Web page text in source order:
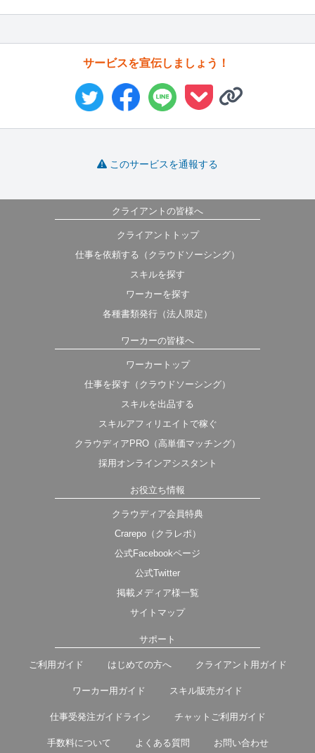
サービスを宣伝しましょう！
このサービスを通報する
クライアントの皆様へ
クライアントトップ
仕事を依頼する（クラウドソーシング）
スキルを探す
ワーカーを探す
各種書類発行（法人限定）
ワーカーの皆様へ
ワーカートップ
仕事を探す（クラウドソーシング）
スキルを出品する
スキルアフィリエイトで稼ぐ
クラウディアPRO（高単価マッチング）
採用オンラインアシスタント
お役立ち情報
クラウディア会員特典
Crarepo（クラレポ）
公式Facebookページ
公式Twitter
掲載メディア様一覧
サイトマップ
サポート
ご利用ガイド はじめての方へ クライアント用ガイド
ワーカー用ガイド スキル販売ガイド
仕事受発注ガイドライン チャットご利用ガイド
手数料について よくある質問 お問い合わせ